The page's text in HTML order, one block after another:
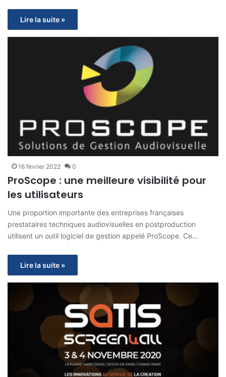
Lire la suite »
16 février 2022 0
ProScope : une meilleure visibilité pour
les utilisateurs
Une proportion importante des entreprises françaises
prestataires techniques audiovisuelles en postproduction
utilisent un outil logiciel de gestion appelé ProScope. Ce…
Lire la suite »